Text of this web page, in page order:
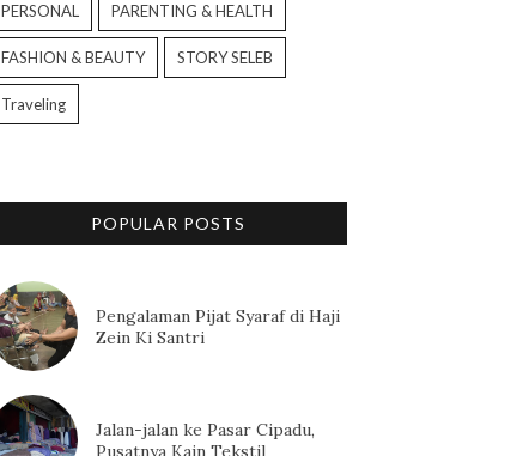
PERSONAL PARENTING & HEALTH
FASHION & BEAUTY STORY SELEB
Traveling
POPULAR POSTS
Pengalaman Pijat Syaraf di Haji
Zein Ki Santri
Jalan-jalan ke Pasar Cipadu,
Pusatnya Kain Tekstil